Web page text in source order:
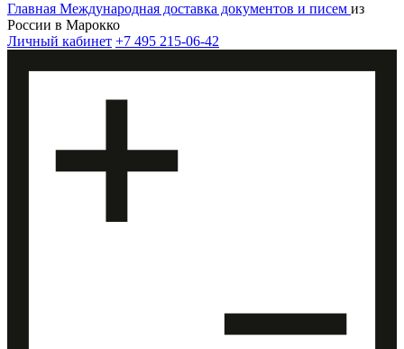
Главная Международная доставка документов и писем из
России в Марокко
Личный кабинет +7 495 215-06-42